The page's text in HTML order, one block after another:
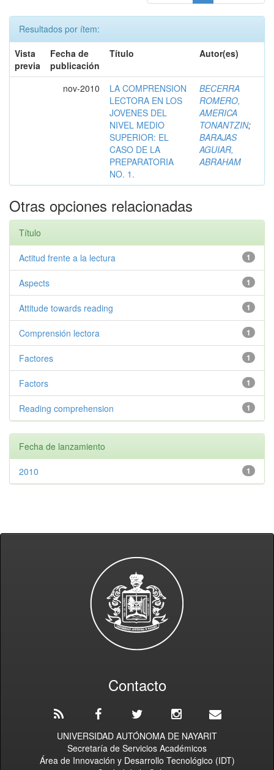
Resultados por ítem:
Vista
previa
Fecha de
publicación
Título Autor(es)
nov-2010
LA COMPRENSION
LECTORA EN LOS
JOVENES DEL
NIVEL MEDIO
SUPERIOR: EL
CASO DE LA
PREPARATORIA
NO. 1.
BECERRA
ROMERO,
AMERICA
TONANTZIN;
BARAJAS
AGUIAR,
ABRAHAM
Otras opciones relacionadas
Título
1
Actitud frente a la lectura
1
Aspects
1
Attitude towards reading
1
Comprensión lectora
1
Factores
1
Factors
1
Reading comprehension
Fecha de lanzamiento
1
2010
Contacto
UNIVERSIDAD AUTÓNOMA DE NAYARIT
Secretaría de Servicios Académicos
Área de Innovación y Desarrollo Tecnológico (IDT)